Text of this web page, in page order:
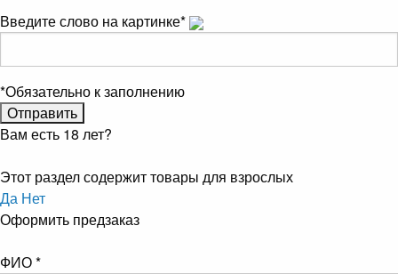
Введите слово на картинке*
*Обязательно к заполнению
Вам есть 18 лет?
Этот раздел содержит товары для взрослых
Да Нет
Оформить предзаказ
ФИО*